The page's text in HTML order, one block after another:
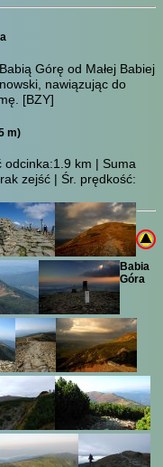
Górę od Małej Babiej
nawiązując do
[BZY]
m)
odcinka:1.9 km | Suma
zejść | Śr. prędkość:
Babia
Góra